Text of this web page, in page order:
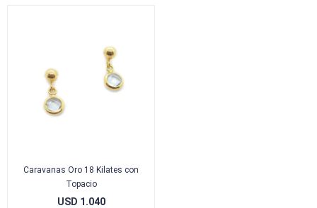
Caravanas Oro 18 Kilates con
Topacio
USD 1.040